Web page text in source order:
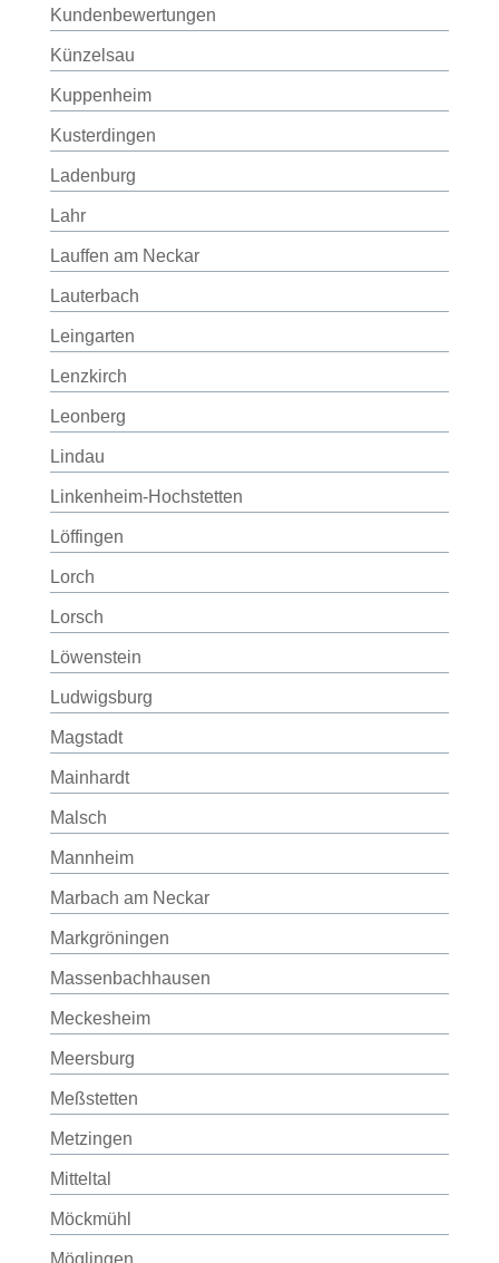
Kundenbewertungen
Künzelsau
Kuppenheim
Kusterdingen
Ladenburg
Lahr
Lauffen am Neckar
Lauterbach
Leingarten
Lenzkirch
Leonberg
Lindau
Linkenheim-Hochstetten
Löffingen
Lorch
Lorsch
Löwenstein
Ludwigsburg
Magstadt
Mainhardt
Malsch
Mannheim
Marbach am Neckar
Markgröningen
Massenbachhausen
Meckesheim
Meersburg
Meßstetten
Metzingen
Mitteltal
Möckmühl
Möglingen